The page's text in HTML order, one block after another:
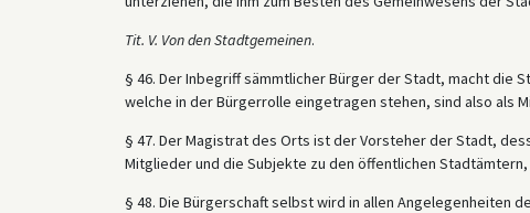
Tit. V. Von den Stadtgemeinen.
§ 46. Der Inbegriff sämmtlicher Bürger der Stadt, macht die
welche in der Bürgerrolle eingetragen stehen, sind also als
§ 47. Der Magistrat des Orts ist der Vorsteher der Stadt,
Mitglieder und die Subjekte zu den öffentlichen
§ 48. Die Bürgerschaft selbst wird in allen Angelegenheiten